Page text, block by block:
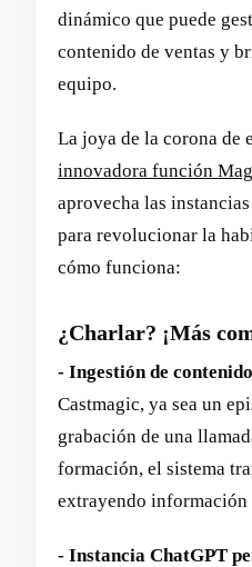
dinámico que puede
contenido de ventas y
equipo.
La joya de la corona de
innovadora función
aprovecha las
para revolucionar la
cómo funciona:
¿Charlar? ¡Más
- Ingestión de
Castmagic, ya sea un
grabación de una
formación, el sistema
extrayendo información
- Instancia ChatGPT